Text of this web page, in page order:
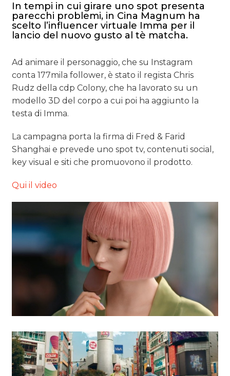
In tempi in cui girare uno spot presenta
parecchi problemi, in Cina Magnum ha
scelto l’influencer virtuale Imma per il
lancio del nuovo gusto al tè matcha.
Ad animare il personaggio, che su Instagram
conta 177mila follower, è stato il regista Chris
Rudz della cdp Colony, che ha lavorato su un
modello 3D del corpo a cui poi ha aggiunto la
testa di Imma.
La campagna porta la firma di Fred & Farid
Shanghai e prevede uno spot tv, contenuti social,
key visual e siti che promuovono il prodotto.
Qui il video